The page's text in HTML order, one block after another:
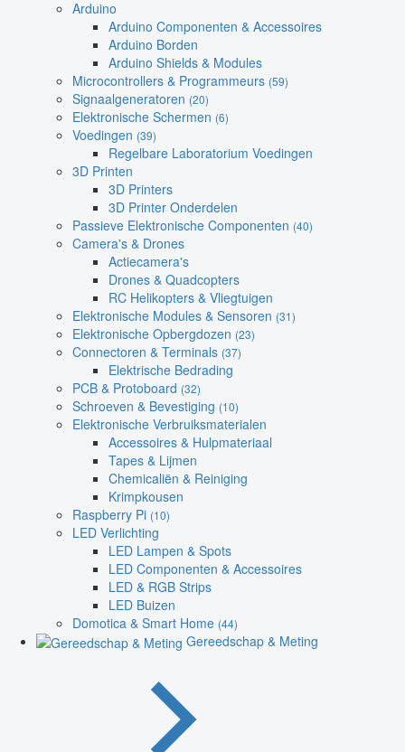
Arduino
Arduino Componenten & Accessoires
Arduino Borden
Arduino Shields & Modules
Microcontrollers & Programmeurs (59)
Signaalgeneratoren (20)
Elektronische Schermen (6)
Voedingen (39)
Regelbare Laboratorium Voedingen
3D Printen
3D Printers
3D Printer Onderdelen
Passieve Elektronische Componenten (40)
Camera's & Drones
Actiecamera's
Drones & Quadcopters
RC Helikopters & Vliegtuigen
Elektronische Modules & Sensoren (31)
Elektronische Opbergdozen (23)
Connectoren & Terminals (37)
Elektrische Bedrading
PCB & Protoboard (32)
Schroeven & Bevestiging (10)
Elektronische Verbruiksmaterialen
Accessoires & Hulpmateriaal
Tapes & Lijmen
Chemicaliën & Reiniging
Krimpkousen
Raspberry Pi (10)
LED Verlichting
LED Lampen & Spots
LED Componenten & Accessoires
LED & RGB Strips
LED Buizen
Domotica & Smart Home (44)
Gereedschap & Meting